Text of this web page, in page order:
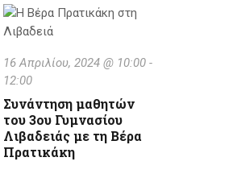
Συνάντηση μαθητών
του 3ου Γυμνασίου
Λιβαδειάς με τη Βέρα
Πρατικάκη
16 Απριλίου, 2024 @ 10:00-
12:00